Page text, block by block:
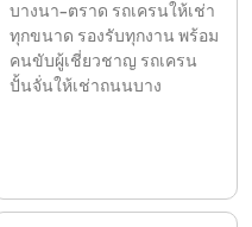
บางนา-ตราด รถเครนให้เช่า
ทุกขนาด รองรับทุกงาน พร้อม
คนขับผู้เชี่ยวชาญ รถเครน
ปั้นจั่นให้เช่าถนนบาง